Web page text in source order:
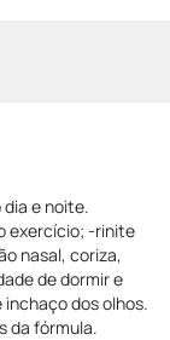
e noite.
exercício; -rinite
nasal, coriza,
de dormir e
dos olhos.
da fórmula.